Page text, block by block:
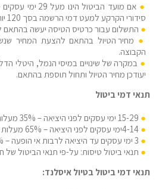
אם מועד הביטול
סידורי הקרקע למעט דמי הרשמה בסך 120 יורו
התשלום עבור כרטיס הטיסה יעשה בהתאם
מחיר הטיול בהתאם להצעת המחיר
הקבוצה.
במקרה של שינויים במיסי הנמל, היטלי
יעודכן מחיר הטיול ותחול תוספת בהתאם.
תנאי דמי ביטול
15-29 ימי עסקים לפני היציאה – 35% מעלות הטיול.
4-14ימי עסקים לפני היציאה – 65% מעלות הטיול.
3 ימי עסקים עד היציאה לרבות אי הופעה – 100% מעלות הטיול.
תנאי ביטול טיסות: על-פי תנאי הביטול
תנאי דמי ביטול בטיול איסלנד: